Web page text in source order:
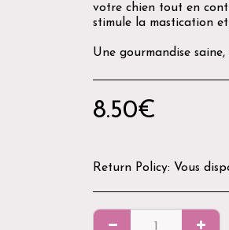
votre chien tout en
stimule la mastication
Une gourmandise
8.50€
Return Policy: Vous disposez d'un délai de 14 jours après réception de votre commande pour demander un retour. Les produits doivent être neufs, non utilisés, non ouverts et dans leur emballage